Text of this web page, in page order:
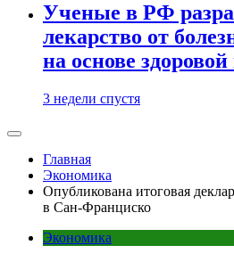
Ученые в РФ
лекарство от
на основе
3 недели спустя
Главная
Экономика
Опубликована итоговая
в Сан-Франциско
Экономика